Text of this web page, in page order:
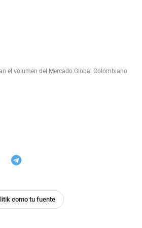
el volumen del Mercado Global Colombiano
como tu fuente